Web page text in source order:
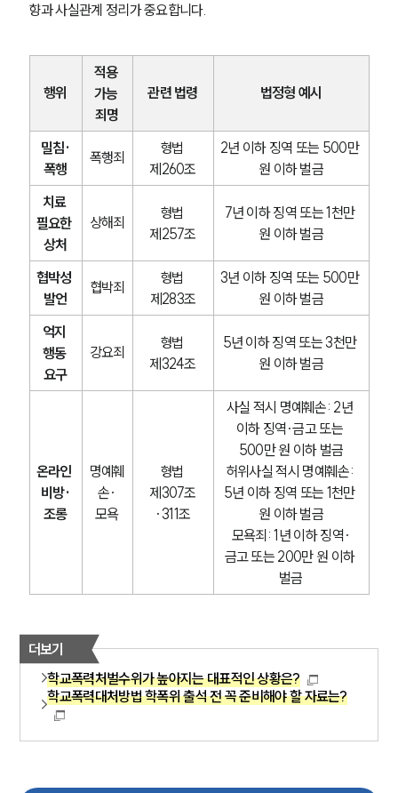
향과 사실관계 정리가 중요합니다.
행위
적용
가능
죄명
관련 법령 법정형 예시
밀침·
폭행
폭행죄
형법
제260조
2년 이하 징역 또는 500만
원 이하 벌금
치료
필요한
상처
상해죄
형법
제257조
7년 이하 징역 또는 1천만
원 이하 벌금
협박성
발언
협박죄
형법
제283조
3년 이하 징역 또는 500만
원 이하 벌금
억지
행동
요구
강요죄
형법
제324조
5년 이하 징역 또는 3천만
원 이하 벌금
온라인
비방·
조롱
명예훼
손·
모욕
형법
제307조
·311조
사실 적시 명예훼손: 2년
이하 징역·금고 또는
500만 원 이하 벌금
허위사실 적시 명예훼손:
5년 이하 징역 또는 1천만
원 이하 벌금
모욕죄: 1년 이하 징역·
금고 또는 200만 원 이하
벌금
더보기
학교폭력처벌수위가 높아지는 대표적인 상황은?
학교폭력대처방법 학폭위 출석 전 꼭 준비해야 할 자료는?